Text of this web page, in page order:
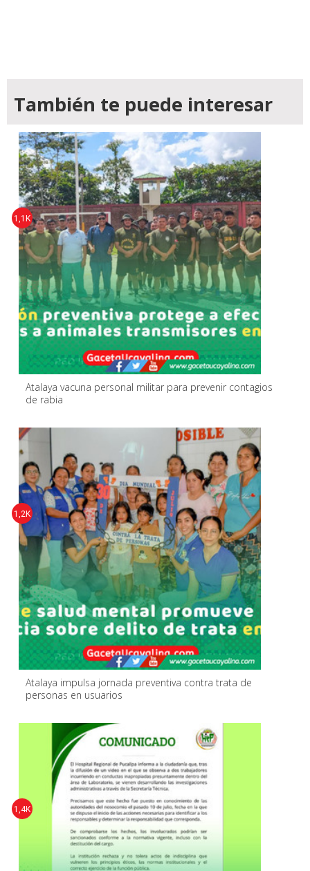
También te puede interesar
Atalaya vacuna personal militar para prevenir contagios
de rabia
1,1K
Atalaya impulsa jornada preventiva contra trata de
personas en usuarios
1,2K
1,4K